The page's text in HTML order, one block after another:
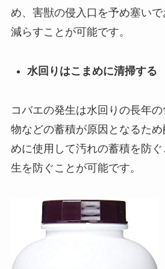
め、害獣の侵入口を予め塞い
減らすことが可能です。
水回りはこまめに清掃する
コバエの発生は水回りの長年
物などの蓄積が原因となるた
めに使用して汚れの蓄積を防
生を防ぐことが可能です。